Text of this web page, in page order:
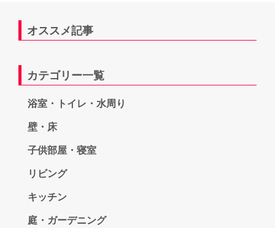
オススメ記事
カテゴリー一覧
浴室・トイレ・水周り
壁・床
子供部屋・寝室
リビング
キッチン
庭・ガーデニング